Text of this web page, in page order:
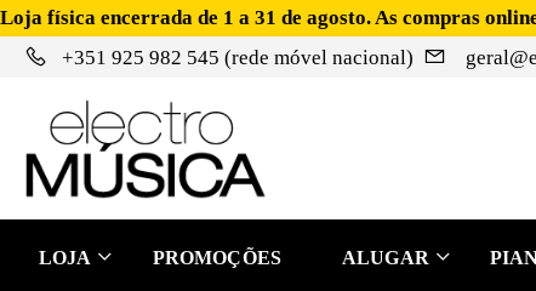
Loja física encerrada de 1 a 31 de agosto. As compras
+351 925 982 545 (rede móvel nacional)
LOJA PROMOÇÕES ALUGAR